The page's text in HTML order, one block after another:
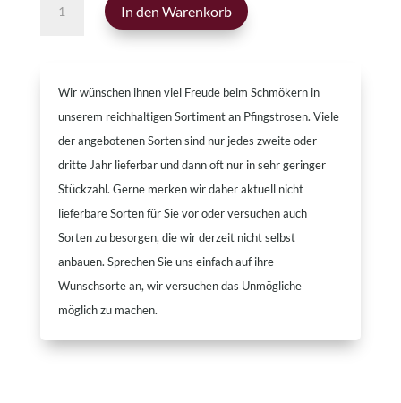
Glow
In den Warenkorb
Wir wünschen ihnen viel Freude beim Schmökern in
unserem reichhaltigen Sortiment an Pfingstrosen. Viele
der angebotenen Sorten sind nur jedes zweite oder
dritte Jahr lieferbar und dann oft nur in sehr geringer
Stückzahl. Gerne merken wir daher aktuell nicht
lieferbare Sorten für Sie vor oder versuchen auch
Sorten zu besorgen, die wir derzeit nicht selbst
anbauen. Sprechen Sie uns einfach auf ihre
Wunschsorte an, wir versuchen das Unmögliche
möglich zu machen.